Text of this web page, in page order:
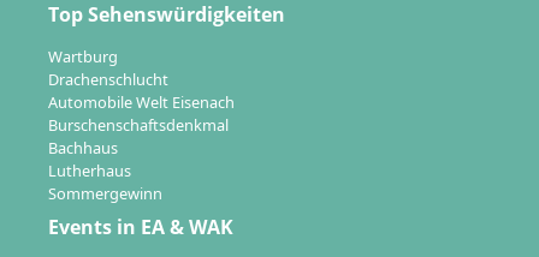
Top Sehenswürdigkeiten
Wartburg
Drachenschlucht
Automobile Welt Eisenach
Burschenschaftsdenkmal
Bachhaus
Lutherhaus
Sommergewinn
Events in EA & WAK